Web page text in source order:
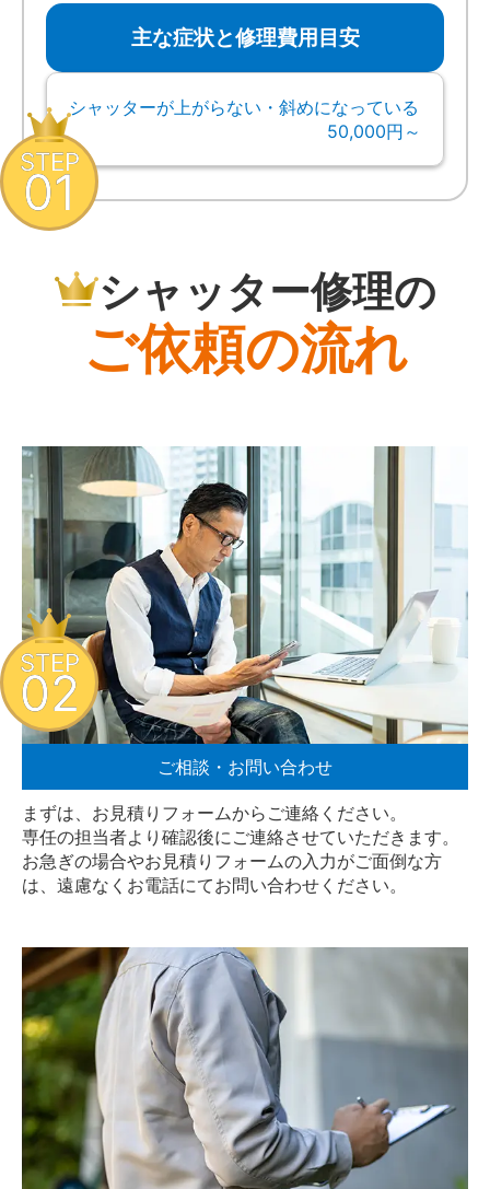
主な症状と修理費用目安
シャッターが上がらない・斜めになっている
50,000円～
シャッター修理の
ご依頼の流れ
STEP
01
ご相談・お問い合わせ
まずは、お見積りフォームからご連絡ください。
専任の担当者より確認後にご連絡させていただきます。
お急ぎの場合やお見積りフォームの入力がご面倒な方
は、遠慮なく お電話にてお問い合わせください。
STEP
02